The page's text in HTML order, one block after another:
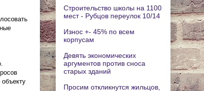
Строительство школы на 1100
мест - Рубцов переулок 10/14
Износ +- 45% по всем
корпусам
Девять экономических
аргументов против сноса
старых зданий
Просим откликнутся жильцов,